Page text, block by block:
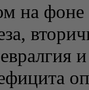
на